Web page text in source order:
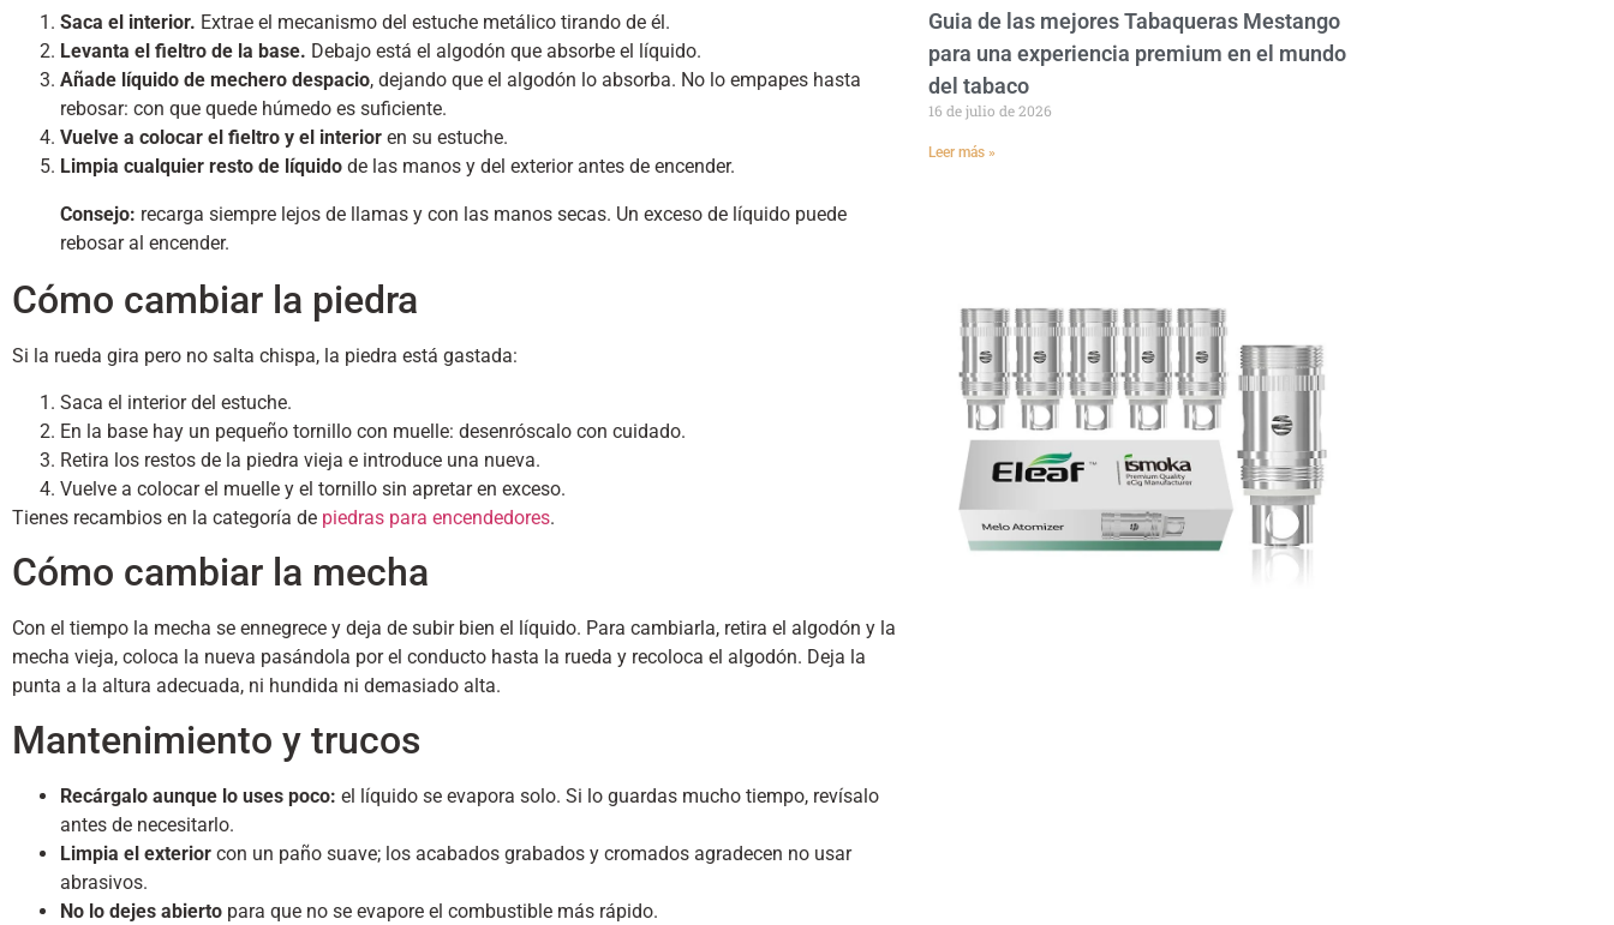
Saca el interior. Extrae el mecanismo del estuche metálico tirando de él.
Levanta el fieltro de la base. Debajo está el algodón que absorbe el líquido.
Añade líquido de mechero despacio, dejando que el algodón lo absorba. No lo empapes hasta
rebosar: con que quede húmedo es suficiente.
Vuelve a colocar el fieltro y el interior en su estuche.
Limpia cualquier resto de líquido de las manos y del exterior antes de encender.
Consejo: recarga siempre lejos de llamas y con las manos secas. Un exceso de líquido puede
rebosar al encender.
Cómo cambiar la piedra
Si la rueda gira pero no salta chispa, la piedra está gastada:
Saca el interior del estuche.
En la base hay un pequeño tornillo con muelle: desenróscalo con cuidado.
Retira los restos de la piedra vieja e introduce una nueva.
Vuelve a colocar el muelle y el tornillo sin apretar en exceso.
Tienes recambios en la categoría de piedras para encendedores.
Cómo cambiar la mecha
Con el tiempo la mecha se ennegrece y deja de subir bien el líquido. Para cambiarla, retira el algodón y la
mecha vieja, coloca la nueva pasándola por el conducto hasta la rueda y recoloca el algodón. Deja la
punta a la altura adecuada, ni hundida ni demasiado alta.
Mantenimiento y trucos
Recárgalo aunque lo uses poco: el líquido se evapora solo. Si lo guardas mucho tiempo, revísalo
antes de necesitarlo.
Limpia el exterior con un paño suave; los acabados grabados y cromados agradecen no usar
abrasivos.
No lo dejes abierto para que no se evapore el combustible más rápido.
Guia de las mejores Tabaqueras Mestango
para una experiencia premium en el mundo
del tabaco
16 de julio de 2026
Leer más »